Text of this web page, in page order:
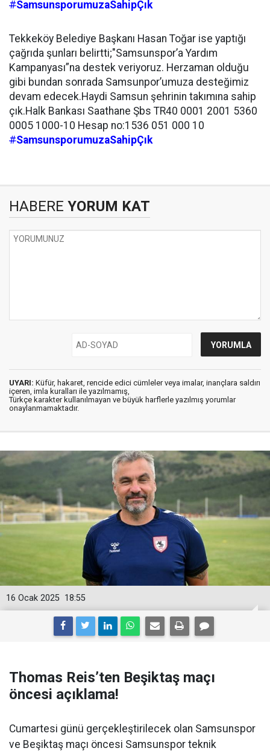
#SamsunsporumuzaSahipÇık
Tekkeköy Belediye Başkanı Hasan Toğar ise yaptığı
çağrıda şunları belirtti;"Samsunspor’a Yardım
Kampanyası”na destek veriyoruz. Herzaman olduğu
gibi bundan sonrada Samsunpor’umuza desteğimiz
devam edecek.Haydi Samsun şehrinin takımına sahip
çık.Halk Bankası Saathane Şbs TR40 0001 2001 5360
0005 1000-10 Hesap no:1536 051 000 10
#SamsunsporumuzaSahipÇık
HABERE YORUM KAT
UYARI: Küfür, hakaret, rencide edici cümleler veya imalar, inançlara saldırı
içeren, imla kuralları ile yazılmamış,
Türkçe karakter kullanılmayan ve büyük harflerle yazılmış yorumlar
onaylanmamaktadır.
18:55
16 Ocak 2025
Thomas Reis’ten Beşiktaş maçı
öncesi açıklama!
Cumartesi günü gerçekleştirilecek olan Samsunspor
ve Beşiktaş maçı öncesi Samsunspor teknik